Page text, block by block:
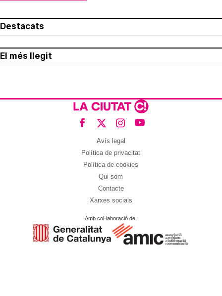
Destacats
El més llegit
Avís legal
Política de privacitat
Política de cookies
Qui som
Contacte
Xarxes socials
Amb col·laboració de: